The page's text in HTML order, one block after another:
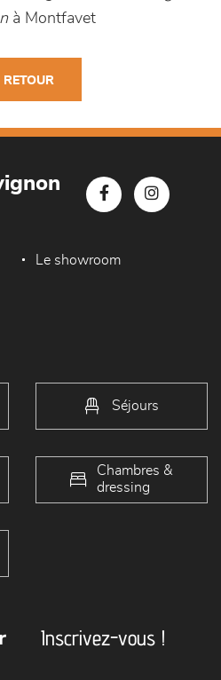
à Montfavet
RETOUR
Le showroom
Séjours
Chambres &
dressing
Inscrivez-vous !